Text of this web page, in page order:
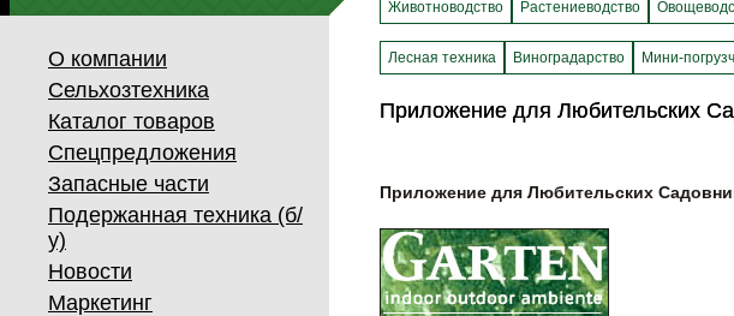
О компании
Сельхозтехника
Каталог товаров
Спецпредложения
Запасные части
Подержанная техника (б/
у)
Новости
Маркетинг
Животноводство Растениеводство
Лесная техника Виноградарство Мини-
Приложение для Любительских
Приложение для Любительских
Приложение для Любительских